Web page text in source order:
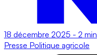
18 décembre 2025 - 2 min
Presse Politique agricole